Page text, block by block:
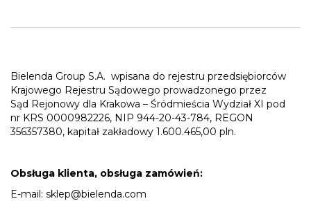
Bielenda Group S.A. wpisana do rejestru przedsiębiorców
Krajowego Rejestru Sądowego prowadzonego przez
Sąd Rejonowy dla Krakowa – Śródmieścia Wydział XI pod
nr KRS 0000982226, NIP 944-20-43-784, REGON
356357380, kapitał zakładowy 1.600.465,00 pln.
Obsługa klienta, obsługa zamówień:
E-mail: sklep@bielenda.com